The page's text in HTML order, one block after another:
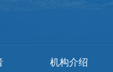
机构介绍